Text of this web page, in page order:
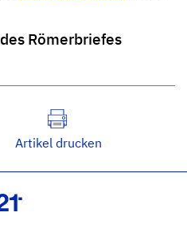
des Römerbriefes
Artikel drucken